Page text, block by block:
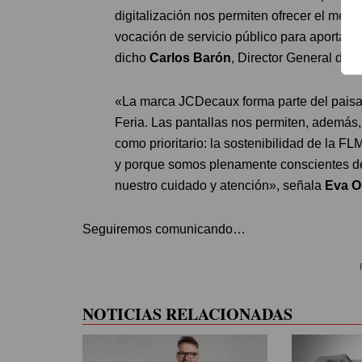
digitalización nos permiten ofrecer el
vocación de servicio público para aportar
dicho Carlos Barón, Director General de
«La marca JCDecaux forma parte del
Feria. Las pantallas nos permiten,
como prioritario: la sostenibilidad de la
y porque somos plenamente conscientes
nuestro cuidado y atención», señala Eva
Seguiremos comunicando…
NOTICIAS RELACIONADAS